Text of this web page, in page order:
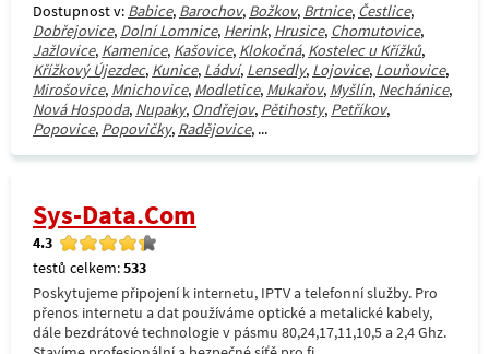
Dostupnost v: Babice, Barochov, Božkov, Brtnice, Čestlice,
Dobřejovice, Dolní Lomnice, Herink, Hrusice, Chomutovice,
Jažlovice, Kamenice, Kašovice, Klokočná, Kostelec u Křížků,
Křížkový Újezdec, Kunice, Ládví, Lensedly, Lojovice, Louňovice,
Mirošovice, Mnichovice, Modletice, Mukařov, Myšlín, Nechánice,
Nová Hospoda, Nupaky, Ondřejov, Pětihosty, Petříkov,
Popovice, Popovičky, Radějovice, ...
Sys-Data.Com
4.3
testů celkem:533
Poskytujeme připojení k internetu, IPTV a telefonní služby. Pro
přenos internetu a dat používáme optické a metalické kabely,
dále bezdrátové technologie v pásmu 80,24,17,11,10,5 a 2,4 Ghz.